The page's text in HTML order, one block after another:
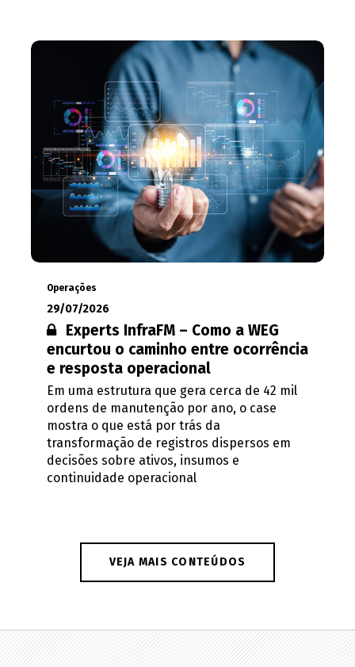
Operações
29/07/2026
Conteúdo restrito:
Experts InfraFM – Como a WEG
encurtou o caminho entre ocorrência
e resposta operacional
Em uma estrutura que gera cerca de 42 mil
ordens de manutenção por ano, o case
mostra o que está por trás da
transformação de registros dispersos em
decisões sobre ativos, insumos e
continuidade operacional
VEJA MAIS CONTEÚDOS